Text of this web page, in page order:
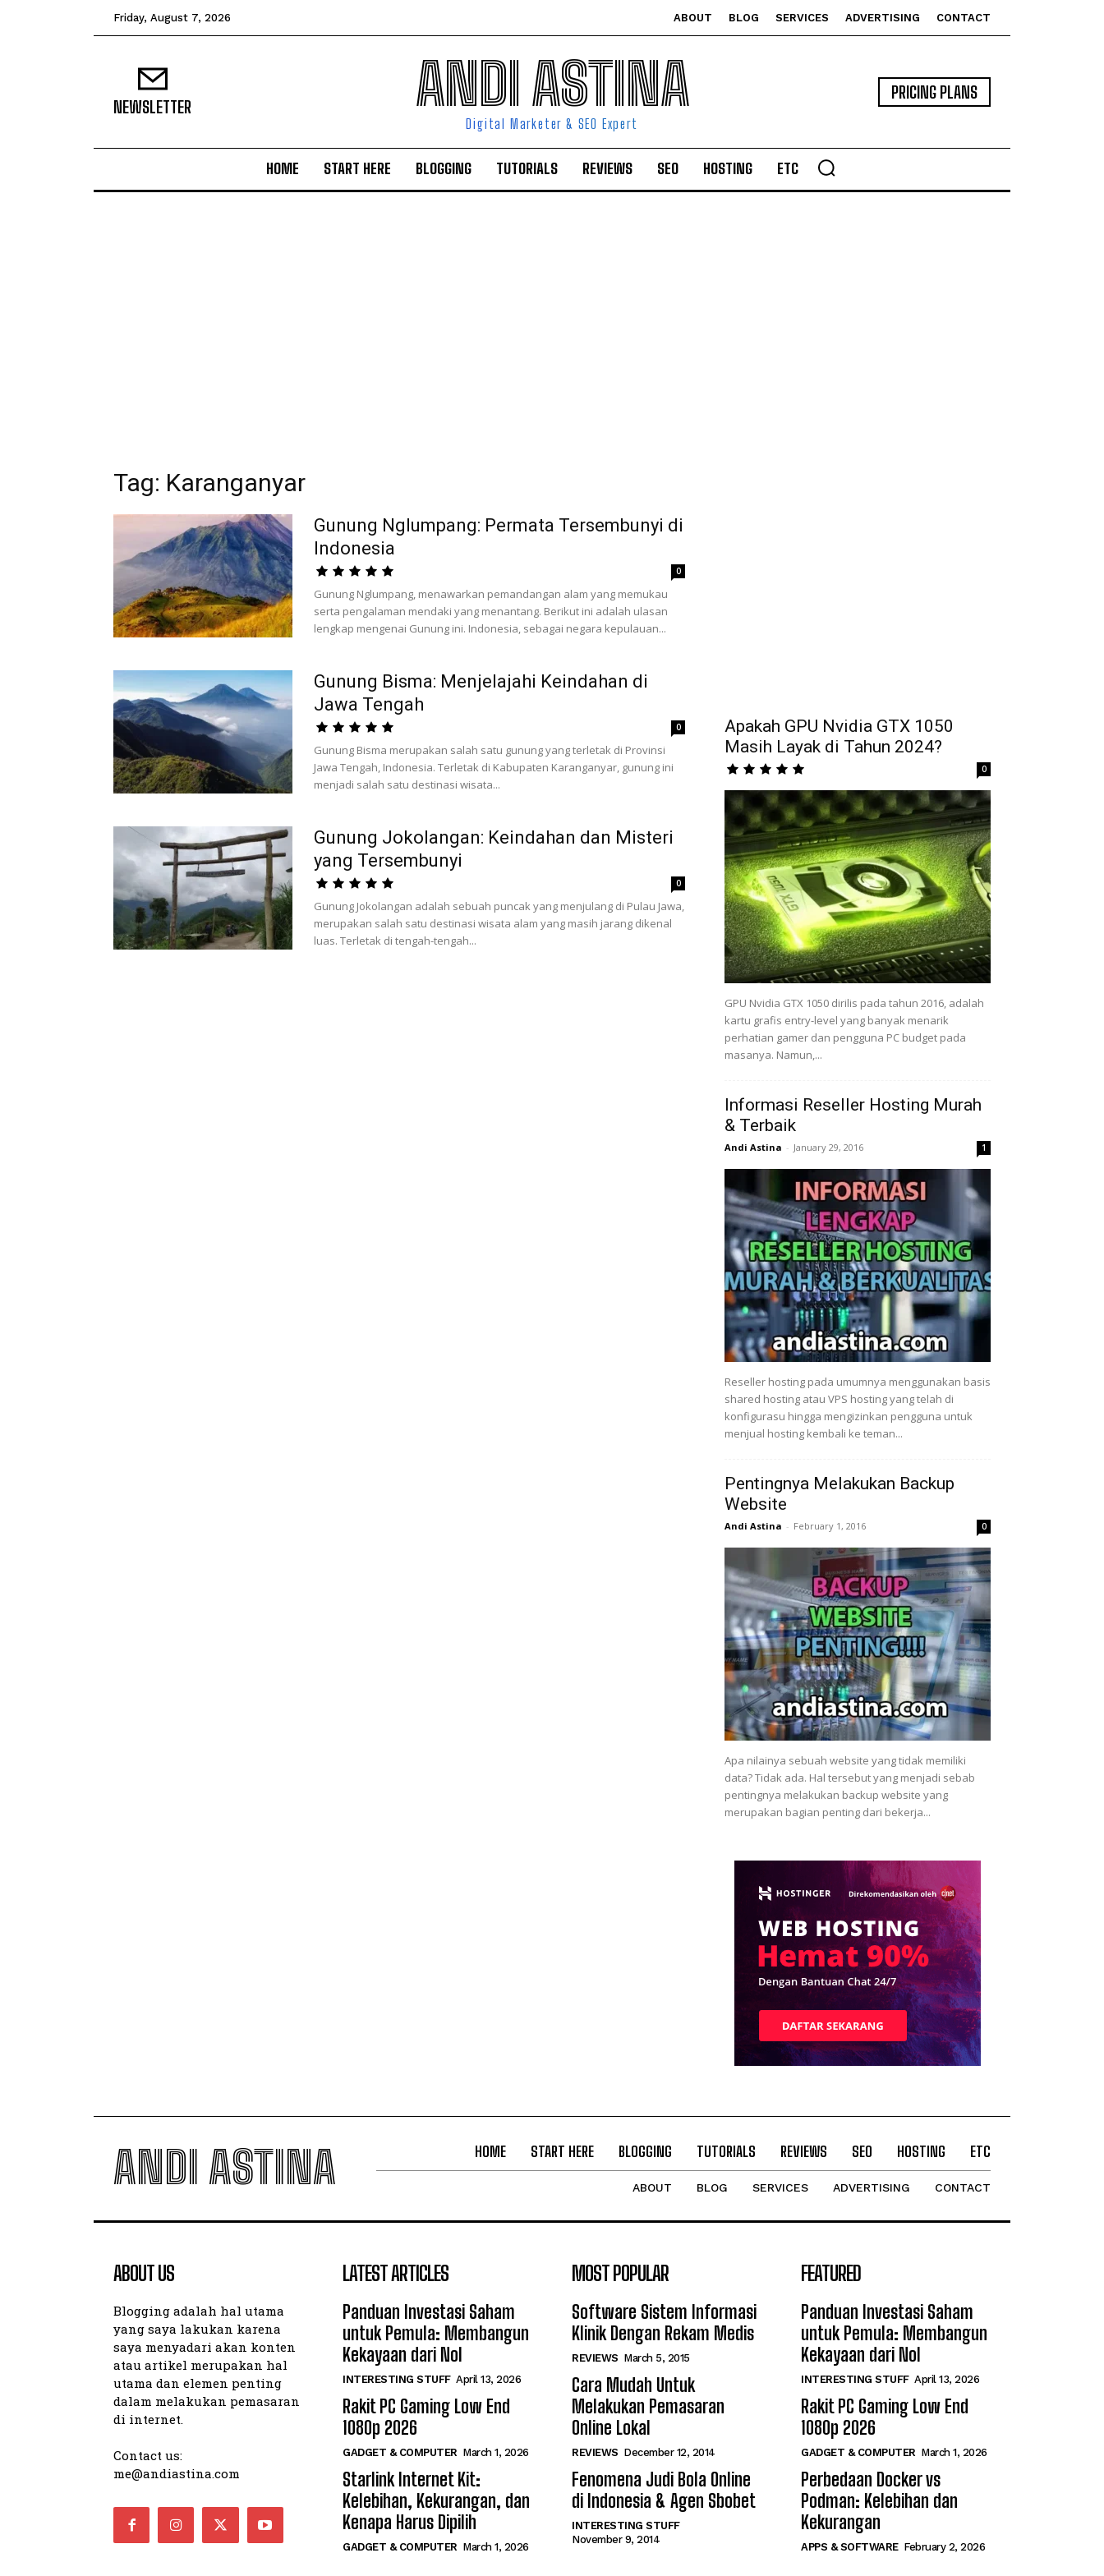
Friday, August 7, 2026 ABOUT BLOG SERVICES ADVERTISING CONTACT
NEWSLETTER ANDI ASTINA
Digital Marketer & SEO Expert
PRICING PLANS
HOME START HERE BLOGGING TUTORIALS REVIEWS SEO HOSTING ETC
Tag: Karanganyar
Gunung Nglumpang: Permata Tersembunyi di
Indonesia
0
Gunung Nglumpang, menawarkan pemandangan alam yang memukau
serta pengalaman mendaki yang menantang. Berikut ini adalah ulasan
lengkap mengenai Gunung ini. Indonesia, sebagai negara kepulauan...
Gunung Bisma: Menjelajahi Keindahan di
Jawa Tengah
0
Gunung Bisma merupakan salah satu gunung yang terletak di Provinsi
Jawa Tengah, Indonesia. Terletak di Kabupaten Karanganyar, gunung ini
menjadi salah satu destinasi wisata...
Gunung Jokolangan: Keindahan dan Misteri
yang Tersembunyi
0
Gunung Jokolangan adalah sebuah puncak yang menjulang di Pulau Jawa,
merupakan salah satu destinasi wisata alam yang masih jarang dikenal
luas. Terletak di tengah-tengah...
Apakah GPU Nvidia GTX 1050
Masih Layak di Tahun 2024?
0
GPU Nvidia GTX 1050 dirilis pada tahun 2016, adalah
kartu grafis entry-level yang banyak menarik
perhatian gamer dan pengguna PC budget pada
masanya. Namun,...
Informasi Reseller Hosting Murah
& Terbaik
Andi Astina - January 29, 2016 1
Reseller hosting pada umumnya menggunakan basis
shared hosting atau VPS hosting yang telah di
konfigurasu hingga mengizinkan pengguna untuk
menjual hosting kembali ke teman...
Pentingnya Melakukan Backup
Website
Andi Astina - February 1, 2016 0
Apa nilainya sebuah website yang tidak memiliki
data? Tidak ada. Hal tersebut yang menjadi sebab
pentingnya melakukan backup website yang
merupakan bagian penting dari bekerja...
ANDI ASTINA HOME START HERE BLOGGING TUTORIALS REVIEWS SEO HOSTING ETC
ABOUT BLOG SERVICES ADVERTISING CONTACT
ABOUT US
Blogging adalah hal utama
yang saya lakukan karena
saya menyadari akan konten
atau artikel merupakan hal
utama dan elemen penting
dalam melakukan pemasaran
di internet.
Contact us:
me@andiastina.com
LATEST ARTICLES
Panduan Investasi Saham
untuk Pemula: Membangun
Kekayaan dari Nol
INTERESTING STUFF April 13, 2026
Rakit PC Gaming Low End
1080p 2026
GADGET & COMPUTER March 1, 2026
Starlink Internet Kit:
Kelebihan, Kekurangan, dan
Kenapa Harus Dipilih
GADGET & COMPUTER March 1, 2026
MOST POPULAR
Software Sistem Informasi
Klinik Dengan Rekam Medis
REVIEWS March 5, 2015
Cara Mudah Untuk
Melakukan Pemasaran
Online Lokal
REVIEWS December 12, 2014
Fenomena Judi Bola Online
di Indonesia & Agen Sbobet
INTERESTING STUFF
November 9, 2014
FEATURED
Panduan Investasi Saham
untuk Pemula: Membangun
Kekayaan dari Nol
INTERESTING STUFF April 13, 2026
Rakit PC Gaming Low End
1080p 2026
GADGET & COMPUTER March 1, 2026
Perbedaan Docker vs
Podman: Kelebihan dan
Kekurangan
APPS & SOFTWARE February 2, 2026